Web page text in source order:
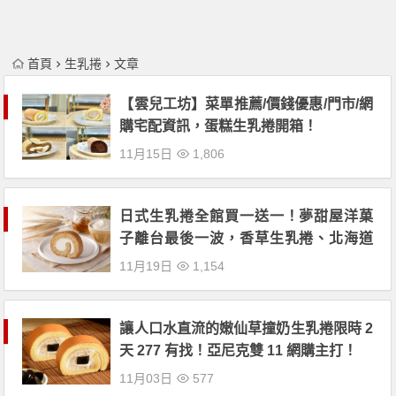
首頁 生乳捲 文章
【雲兒工坊】菜單推薦/價錢優惠/門市/網
購宅配資訊，蛋糕生乳捲開箱！
11月15日 1,806
日式生乳捲全館買一送一！夢甜屋洋菓
子離台最後一波，香草生乳捲、北海道
奶霜鬆餅、閃電抹茶泡芙限時販售！
11月19日 1,154
讓人口水直流的嫩仙草撞奶生乳捲限時 2
天 277 有找！亞尼克雙 11 網購主打！
11月03日 577